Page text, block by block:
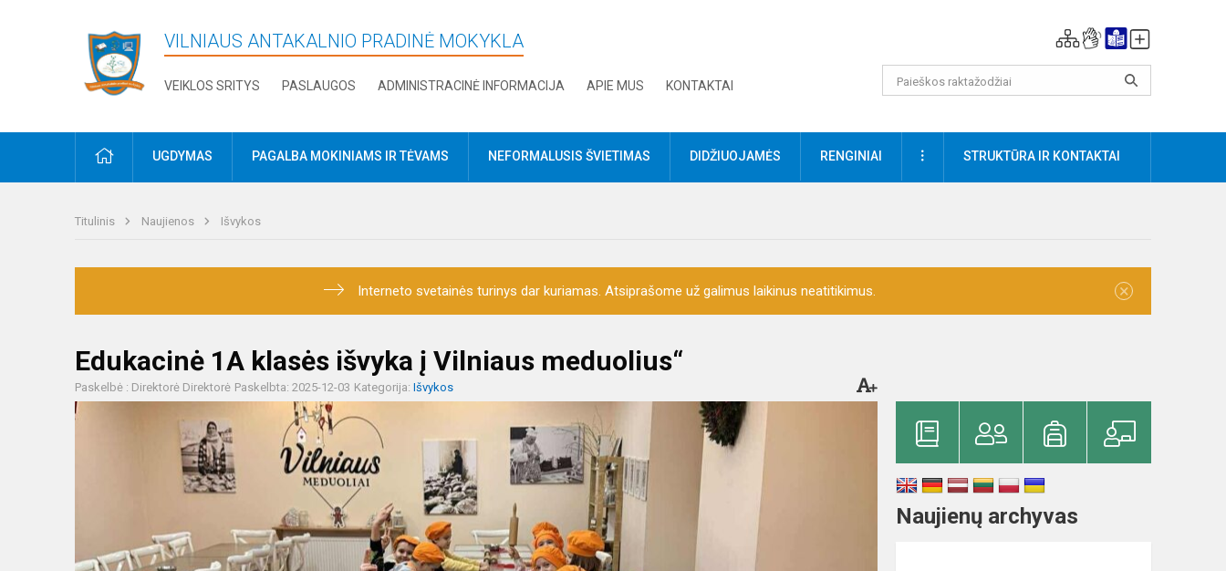
VILNIAUS ANTAKALNIO PRADINĖ MOKYKLA
VEIKLOS SRITYS PASLAUGOS ADMINISTRACINĖ INFORMACIJA APIE MUS KONTAKTAI
PRADŽIAUGDYMAS PAGALBA MOKINIAMS IR TĖVAMS NEFORMALUSIS ŠVIETIMAS DIDŽIUOJAMĖS RENGINIAI DAUGIAUSTRUKTŪRA IR KONTAKTAI
Titulinis Naujienos Išvykos
Interneto svetainės turinys dar kuriamas. Atsiprašome už galimus laikinus neatitikimus. ×
Edukacinė 1A klasės išvyka į Vilniaus meduolius“
Paskelbė : Direktorė Direktorė Paskelbta: 2025-12-03 Kategorija: Išvykos
Naujienų archyvas